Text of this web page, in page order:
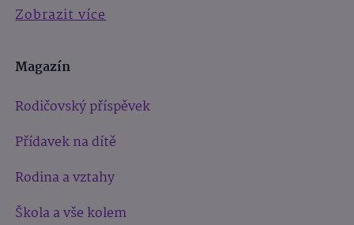
Zobrazit více
Magazín
Rodičovský příspěvek
Přídavek na dítě
Rodina a vztahy
Škola a vše kolem